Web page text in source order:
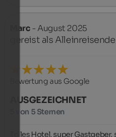
Marc- August 2025
gereist als
Bewertung aus Google
AUSGEZEICHNET
5 von 5 Sternen
Tolles Hotel, super